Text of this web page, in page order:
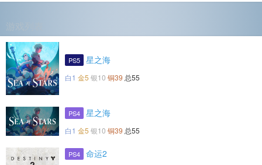
PS5 星之海
白1 金5 银10 铜39 总55
PS4 星之海
白1 金5 银10 铜39 总55
PS4 命运2